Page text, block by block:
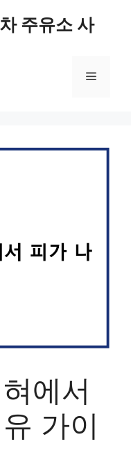
주유소 사
메
에서
가이